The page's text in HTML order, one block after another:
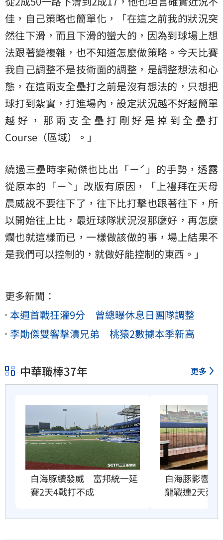
佳，自己策略也簡單化，「在這之前我的狀況突
然往下滑，而且下滑的蠻大的，因為到球場上想
法跟著變複雜，也不知道怎麼做策略。今天比賽
我自己調整不是技術面的調整，是調整想法和心
態，在這兩支全壘打之前是沒有想法的，只想把
球打到紮實，打進場內，設定狀況越不好越簡單
越好，那兩支全壘打剛好是掉到全壘打
Course（區域）。」
繞過三壘時李勛傑也比出「ㄧˊ」的手勢，透露
從原本的「ㄧˋ」改版有原因，「上禮拜在天母
晨威說不要往下了，往下比打擊也跟著往下，所
以開始往上比，最近球隊狀況沒那麼好，再怎麼
爛也就這樣而已，一樣做該做的事，場上結果不
是我們可以控制的，就做好能控制的東西。」
更多新聞：
本週首戰狂灌9分 曾總曝休息日團隊調整
李勛傑雙響擊潰兄弟 桃猿2數據本季新高
中華職棒37年 更多
白海豚續發威　富邦統一延
賽2天4戰打不成
白海豚影響北
龍戰連2天延賽